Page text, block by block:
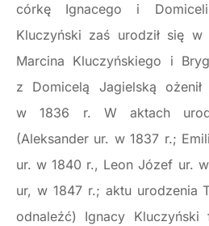
córkę Ignacego i
Kluczyński zaś urodził się
Marcina Kluczyńskiego i
z Domicelą Jagielską
w 1836 r. W aktach
(Aleksander ur. w 1837 r.;
ur. w 1840 r., Leon Józef ur.
ur, w 1847 r.; aktu urodzenia
odnaleźć) Ignacy